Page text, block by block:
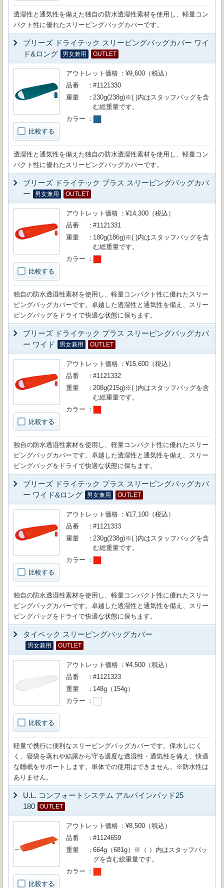
透湿性と通気性を備えた独自の防水透湿性素材を使用し、軽量コン
パクト性に優れたスリーピングバッグカバーです。
ブリーズ ドライテック スリーピングバッグカバー ワイ
ド&ロング
男女兼用 OUTLET
比較する
アウトレット価格
¥9,600（税込）
品番
#1121330
重量
230g(238g)※( )内はスタッフバッグを含
む総重量です。
カラー
透湿性と通気性を備えた独自の防水透湿性素材を使用し、軽量コン
パクト性に優れたスリーピングバッグカバーです。
ブリーズ ドライテック プラス スリーピングバッグカバ
ー
男女兼用 OUTLET
比較する
アウトレット価格
¥14,300（税込）
品番
#1121331
重量
180g(186g)※( )内はスタッフバッグを含
む総重量です。
カラー
独自の防水透湿性素材を使用し、軽量コンパクト性に優れたスリー
ピングバッグカバーです。卓越した透湿性と通気性を備え、スリー
ピングバッグをドライで快適な状態に保ちます。
ブリーズ ドライテック プラス スリーピングバッグカバ
ー ワイド
男女兼用 OUTLET
比較する
アウトレット価格
¥15,600（税込）
品番
#1121332
重量
208g(215g)※( )内はスタッフバッグを含
む総重量です。
カラー
独自の防水透湿性素材を使用し、軽量コンパクト性に優れたスリー
ピングバッグカバーです。卓越した透湿性と通気性を備え、スリー
ピングバッグをドライで快適な状態に保ちます。
ブリーズ ドライテック プラス スリーピングバッグカバ
ー ワイド&ロング
男女兼用 OUTLET
比較する
アウトレット価格
¥17,100（税込）
品番
#1121333
重量
230g(238g)※( )内はスタッフバッグを含
む総重量です。
カラー
独自の防水透湿性素材を使用し、軽量コンパクト性に優れたスリー
ピングバッグカバーです。卓越した透湿性と通気性を備え、スリー
ピングバッグをドライで快適な状態に保ちます。
タイベック スリーピングバッグカバー
男女兼用 OUTLET
比較する
アウトレット価格
¥4,500（税込）
品番
#1121323
重量
148g（154g）
カラー
軽量で携行に便利なスリーピングバッグカバーです。保水しにく
く、寝袋を蒸れや結露から守る適度な透湿性・通気性を備え、快適
な睡眠をサポートします。単体での使用はできません。※防水性は
ありません。
U.L. コンフォートシステム アルパインパッド25
180
OUTLET
比較する
アウトレット価格
¥8,500（税込）
品番
#1124659
重量
664g（681g）※（ ）内はスタッフバッ
グを含む総重量です。
カラー